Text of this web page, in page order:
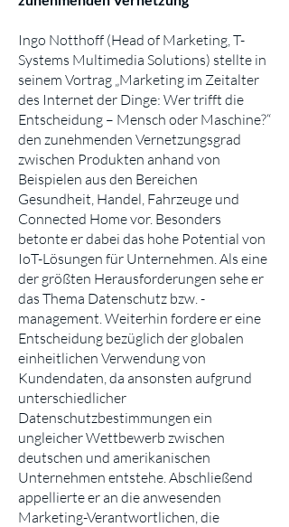
Ingo Notthoff (Head of Marketing, T-
Systems Multimedia Solutions) stellte in
seinem Vortrag „Marketing im Zeitalter
des Internet der Dinge: Wer trifft die
Entscheidung – Mensch oder Maschine?“
den zunehmenden Vernetzungsgrad
zwischen Produkten anhand von
Beispielen aus den Bereichen
Gesundheit, Handel, Fahrzeuge und
Connected Home vor. Besonders
betonte er dabei das hohe Potential von
IoT-Lösungen für Unternehmen. Als eine
der größten Herausforderungen sehe er
das Thema Datenschutz bzw. -
management. Weiterhin fordere er eine
Entscheidung bezüglich der globalen
einheitlichen Verwendung von
Kundendaten, da ansonsten aufgrund
unterschiedlicher
Datenschutzbestimmungen ein
ungleicher Wettbewerb zwischen
deutschen und amerikanischen
Unternehmen entstehe. Abschließend
appellierte er an die anwesenden
Marketing-Verantwortlichen, die